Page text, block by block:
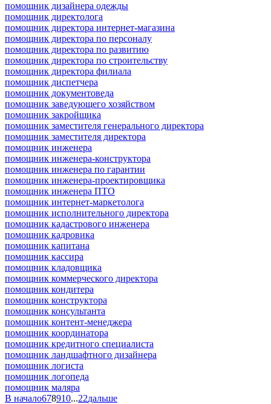
помощник дизайнера одежды
помощник директолога
помощник директора интернет-магазина
помощник директора по персоналу
помощник директора по развитию
помощник директора по строительству
помощник директора филиала
помощник диспетчера
помощник документоведа
помощник заведующего хозяйством
помощник закройщика
помощник заместителя генерального директора
помощник заместителя директора
помощник инженера
помощник инженера-конструктора
помощник инженера по гарантии
помощник инженера-проектировщика
помощник инженера ПТО
помощник интернет-маркетолога
помощник исполнительного директора
помощник кадастрового инженера
помощник кадровика
помощник капитана
помощник кассира
помощник кладовщика
помощник коммерческого директора
помощник кондитера
помощник конструктора
помощник консультанта
помощник контент-менеджера
помощник координатора
помощник кредитного специалиста
помощник ландшафтного дизайнера
помощник логиста
помощник логопеда
помощник маляра
В начало678910...22дальше